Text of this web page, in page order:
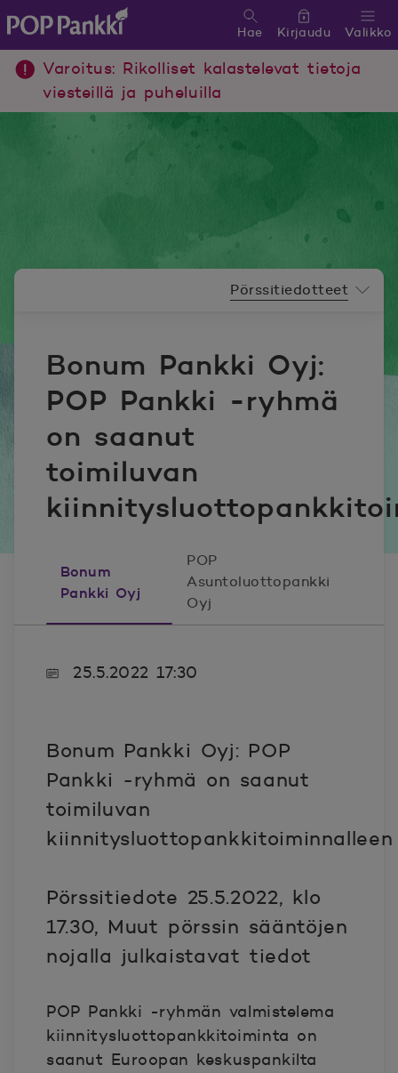
POP Pankki, etusivulle
Valikko
Hae Kirjaudu
Varoitus: Rikolliset kalastelevat tietoja
viesteillä ja puheluilla
Bonum Pankki Oyj:
POP Pankki -ryhmä
on saanut
toimiluvan
Pörssitiedotteet
Bonum
Pankki Oyj
POP
Asuntoluottopankki
Oyj
25.5.2022 17:30
Bonum Pankki Oyj: POP
Pankki -ryhmä on saanut
toimiluvan
kiinnitysluottopankkitoiminnalleen
Pörssitiedote 25.5.2022, klo
17.30, Muut pörssin sääntöjen
nojalla julkaistavat tiedot
POP Pankki -ryhmän valmistelema
kiinnitysluottopankkitoiminta on
saanut Euroopan keskuspankilta